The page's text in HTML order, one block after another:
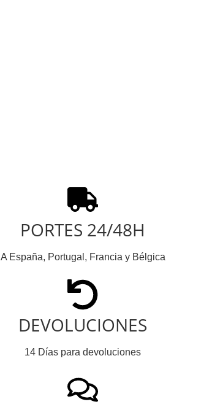
PORTES 24/48H
A España, Portugal, Francia y Bélgica
DEVOLUCIONES
14 Días para devoluciones